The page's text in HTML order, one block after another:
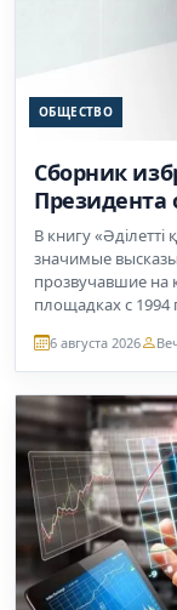
ОБЩЕСТВО
Сборник
Президента
В книгу
значимые
прозвучавшие на
площадках с 1994
6 августа 2026